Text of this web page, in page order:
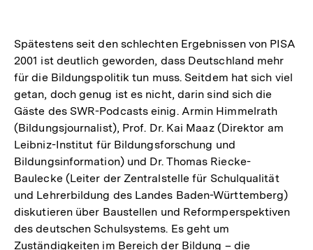
Spätestens seit den schlechten Ergebnissen von PISA
2001 ist deutlich geworden, dass Deutschland mehr
für die Bildungspolitik tun muss. Seitdem hat sich viel
getan, doch genug ist es nicht, darin sind sich die
Gäste des SWR-Podcasts einig. Armin Himmelrath
(Bildungsjournalist), Prof. Dr. Kai Maaz (Direktor am
Leibniz-Institut für Bildungsforschung und
Bildungsinformation) und Dr. Thomas Riecke-
Baulecke (Leiter der Zentralstelle für Schulqualität
und Lehrerbildung des Landes Baden-Württemberg)
diskutieren über Baustellen und Reformperspektiven
des deutschen Schulsystems. Es geht um
Zuständigkeiten im Bereich der Bildung – die